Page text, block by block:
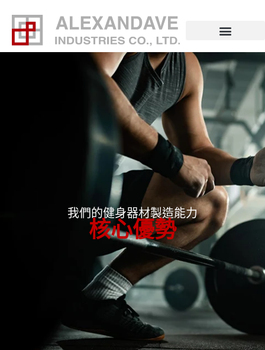
我們的健身器材製造能力
核心優勢